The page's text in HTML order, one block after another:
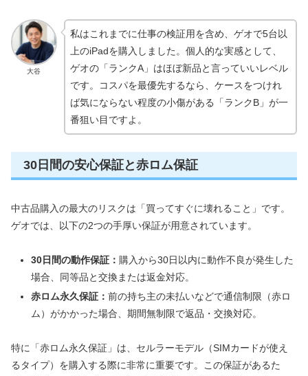
大谷
私はこれまでに仕事の検証用を含め、ゲオで5台以
上のiPadを購入しました。個人的な実感として、
ゲオの「ランクA」はほぼ新品と言っていいレベル
です。コスパを最優先するなら、ケースをつけれ
ば気にならない程度の小傷がある「ランクB」が一
番狙い目ですよ。
30日間の安心保証と赤ロム保証
中古品購入の最大のリスクは「買ってすぐに壊れること」です。
ゲオでは、以下の2つの手厚い保証が用意されています。
30日間の動作保証： 購入から30日以内に動作不良が発生した
場合、同等品と交換または返金対応。
赤ロム永久保証： 前の持ち主の未払いなどで通信制限（赤ロ
ム）がかかった場合、期間無制限で返品・交換対応。
特に「赤ロム永久保証」は、セルラーモデル（SIMカードが使え
るタイプ）を購入する際に非常に重要です。この保証があるた